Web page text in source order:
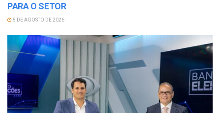
PARA O SETOR
5 DE AGOSTO DE 2026